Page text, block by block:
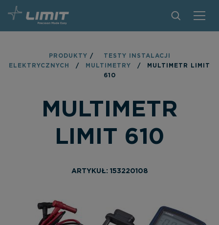
PRODUKTY
ZNAJDŹ SKLEP
KONTAKT
O MARCE LIMIT
PRODUKTY /
TESTY INSTALACJI
ELEKTRYCZNYCH
/ MULTIMETRY /
MULTIMETR LIMIT
610
MULTIMETR
LIMIT 610
ARTYKUŁ: 153220108